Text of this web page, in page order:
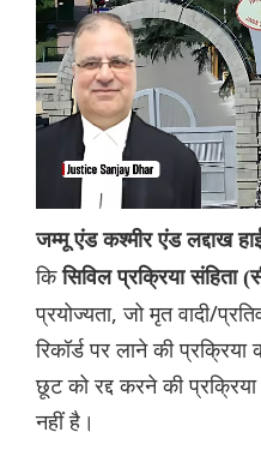
जम्मू एंड कश्मीर एंड लद्दाख
किसिविल प्रक्रिया
प्रयोज्यता, जो मृत वादी/
रिकॉर्ड पर लाने की
छूट को रद्द करने की
नहीं है।